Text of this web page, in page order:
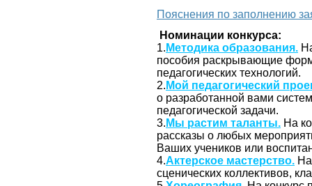
Пояснения по заполнению
Номинации конкурса:
1. Методика образования.
пособия раскрывающие
педагогических технологий.
2. Мой педагогический
о разработанной вами
педагогической задачи.
3. Мы растим таланты. На
рассказы о любых
Ваших учеников или
4.Актерское мастерство.
сценических коллективов,